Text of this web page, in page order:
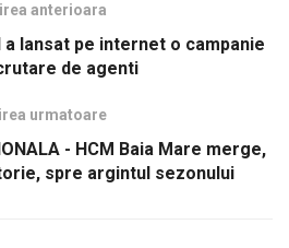
anterioara
a lansat pe internet o campanie
de agenti
urmatoare
- HCM Baia Mare merge,
spre argintul sezonului